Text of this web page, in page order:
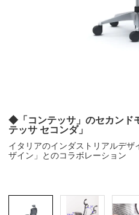
◆「コンテッサ」のセカン
テッサ セコンダ」
イタリアのインダストリアルデ
ザイン」とのコラボレーション